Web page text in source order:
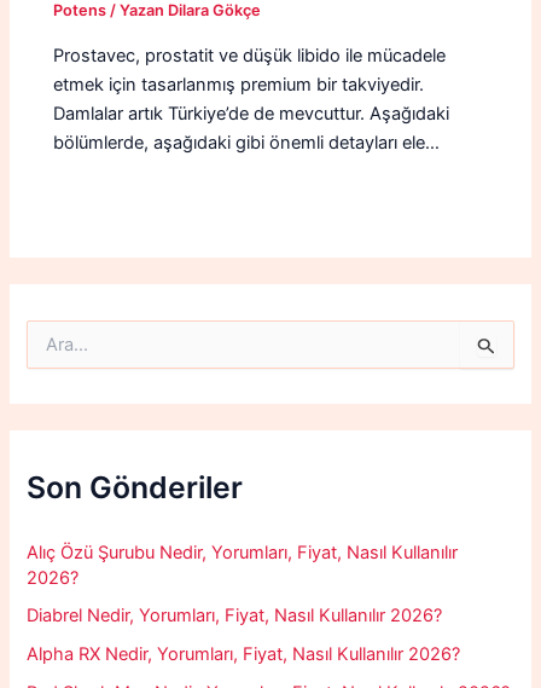
Potens / Yazan Dilara Gökçe
Prostavec, prostatit ve düşük libido ile mücadele
etmek için tasarlanmış premium bir takviyedir.
Damlalar artık Türkiye’de de mevcuttur. Aşağıdaki
bölümlerde, aşağıdaki gibi önemli detayları ele…
r
c
f
o
:
Son Gönderiler
Alıç Özü Şurubu Nedir, Yorumları, Fiyat, Nasıl Kullanılır
2026?
Diabrel Nedir, Yorumları, Fiyat, Nasıl Kullanılır 2026?
Alpha RX Nedir, Yorumları, Fiyat, Nasıl Kullanılır 2026?